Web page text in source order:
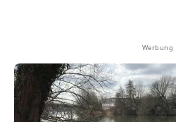
Werbung